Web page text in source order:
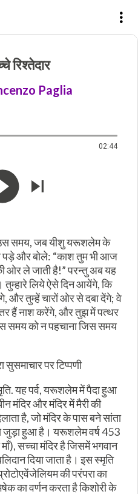
रिश्तेदार
Paglia
02:44
समय, जब यीशु यरूशलेम के
पड़े और बोले: “काश तुम भी आज
ओर ले जाती है!” परन्तु अब यह
लिये ऐसे दिन आयेंगे, कि
और तुम्हें चारों ओर से दबा देंगे; वे
हैं नाश करेंगे, और तुझ में पत्थर
समय को न पहचाना जिस समय
सुसमाचार पर टिप्पणी
यह पर्व, यरूशलेम में पैदा हुआ
मंदिर और मंदिर में मैरी की
है, जो मंदिर के पास बने सांता
जुड़ा हुआ है। यरूशलेम वर्ष 453
सच्चा मंदिर है जिसमें भगवान
दिया जाता है। इस स्मृति
की परंपरा का
का वर्णन करता है किशोरी के